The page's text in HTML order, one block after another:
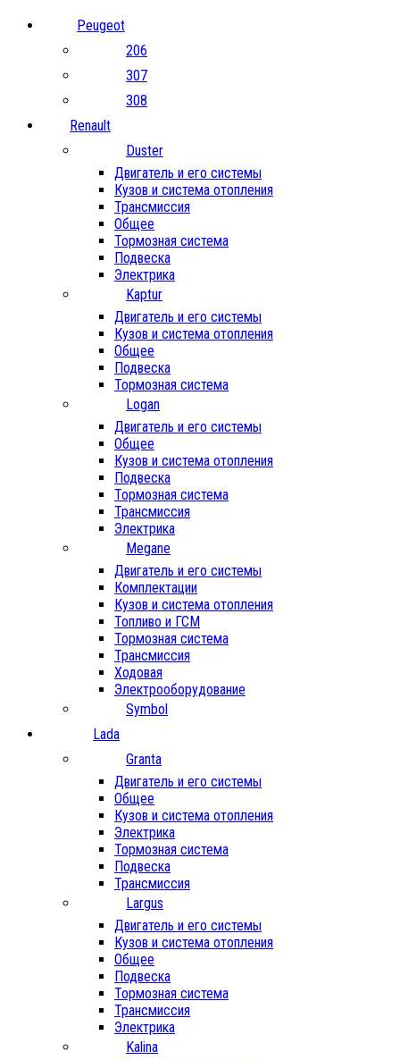
Peugeot
206
307
308
Renault
Duster
Двигатель и его системы
Кузов и система отопления
Трансмиссия
Общее
Тормозная система
Подвеска
Электрика
Kaptur
Двигатель и его системы
Кузов и система отопления
Общее
Подвеска
Тормозная система
Logan
Двигатель и его системы
Общее
Кузов и система отопления
Подвеска
Тормозная система
Трансмиссия
Электрика
Megane
Двигатель и его системы
Комплектации
Кузов и система отопления
Топливо и ГСМ
Тормозная система
Трансмиссия
Ходовая
Электрооборудование
Symbol
Lada
Granta
Двигатель и его системы
Общее
Кузов и система отопления
Электрика
Тормозная система
Подвеска
Трансмиссия
Largus
Двигатель и его системы
Кузов и система отопления
Общее
Подвеска
Тормозная система
Трансмиссия
Электрика
Kalina